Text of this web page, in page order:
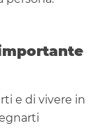
e di vivere in